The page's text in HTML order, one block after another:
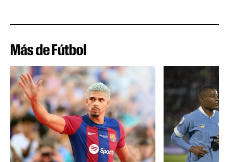
Más de Fútbol